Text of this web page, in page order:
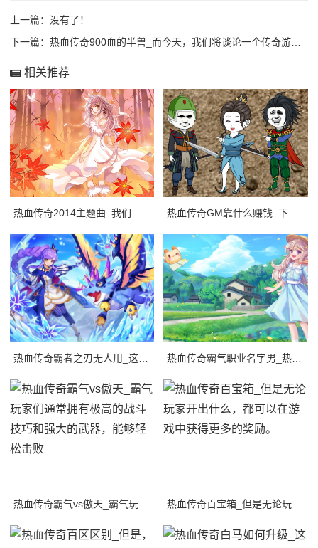
上一篇：没有了！
下一篇： 热血传奇900血的半兽_而今天，我们将谈论一个传奇游戏中的半兽人，它拥有900血
相关推荐
热血传奇霸者之刃无人用_这导致了一个问题：为什么霸者之刃无人用？ 热血传奇霸气职业名字男_热血传奇是一款经典的多人在线角色扮演游戏，游戏中有着各种